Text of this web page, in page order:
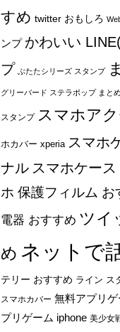
すめ twitter おもしろ
ンプ かわいい
プ ぶたたシリーズ スタンプ
グリーバード ステラポップ まと
スタンプ スマホア
ホカバー xperia スマホ
ナル スマホケー
ホ 保護フィルム お
電器 おすすめ ツイ
め ネットで
テリー おすすめ ライン ス
スマホカバー 無料アプリ
プリゲーム iphone 美少女